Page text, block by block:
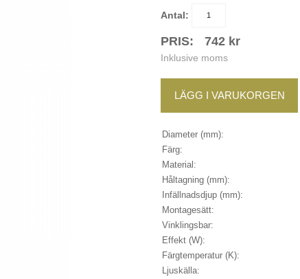
Antal:
PRIS: 742 kr
Inklusive moms
LÄGG I VARUKORGEN
Diameter (mm):
Färg:
Material:
Håltagning (mm):
Infällnadsdjup (mm):
Montagesätt:
Vinklingsbar:
Effekt (W):
Färgtemperatur (K):
Ljuskälla: